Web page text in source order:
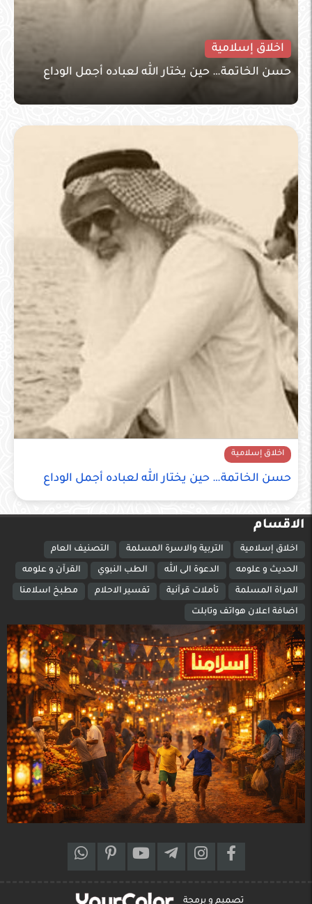
اخلاق إسلامية
حسن الخاتمة… حين يختار الله لعباده أجمل الوداع
اخلاق إسلامية
حسن الخاتمة… حين يختار الله لعباده أجمل الوداع
الاقسام
اخلاق إسلامية التربية والاسرة المسلمة التصنيف العام
الحديث و علومه الدعوة الى الله الطب النبوي القرآن و علومه
المراة المسلمة تأملات قرآنية تفسير الاحلام مطبخ اسلامنا
اضافة اعلان هواتف وتابلت
تصميم و برمجة